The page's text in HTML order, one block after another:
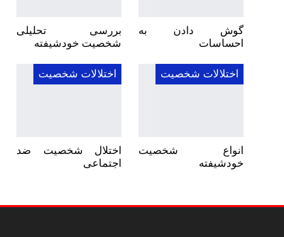
گوش دادن به
احساسات
بررسی تحلیلی
شخصیت خودشیفته
اختلالات شخصیت
انواع شخصیت
خودشیفته
اختلالات شخصیت
اختلال شخصیت ضد
اجتماعی